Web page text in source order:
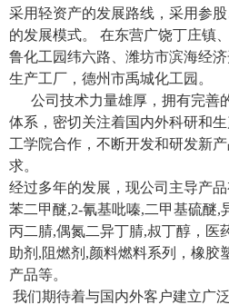
采用轻资产的发展路线，采用参
的发展模式。 在东营广饶丁庄镇
鲁化工园纬六路、潍坊市滨海经
生产工厂，德州市禹城化工园。
公司技术力量雄厚，拥有完善
体系，密切关注着国内外科研和
工学院合作，不断开发和研发新
求。
经过多年的发展，现公司主导产
苯二甲醚,2-氰基吡嗪,二甲基硫醚,
丙二腈,偶氮二异丁腈,叔丁醇，医
助剂,阻燃剂,颜料燃料系列，橡胶
产品等。
我们期待着与国内外客户建立广